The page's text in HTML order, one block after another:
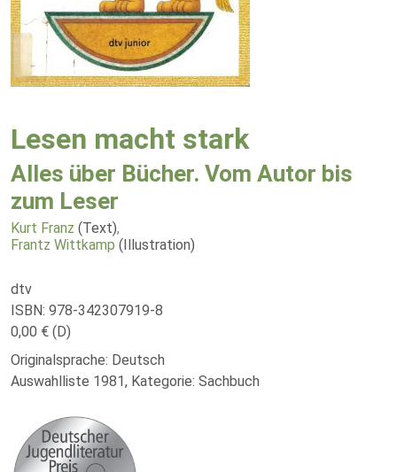
Lesen macht stark
Alles über Bücher. Vom Autor bis
zum Leser
Kurt Franz (Text),
Frantz Wittkamp (Illustration)
dtv
ISBN: 978-342307919-8
0,00 € (D)
Originalsprache: Deutsch
Auswahlliste 1981, Kategorie: Sachbuch